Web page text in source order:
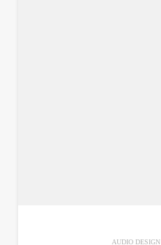
AUDIO DESIGN